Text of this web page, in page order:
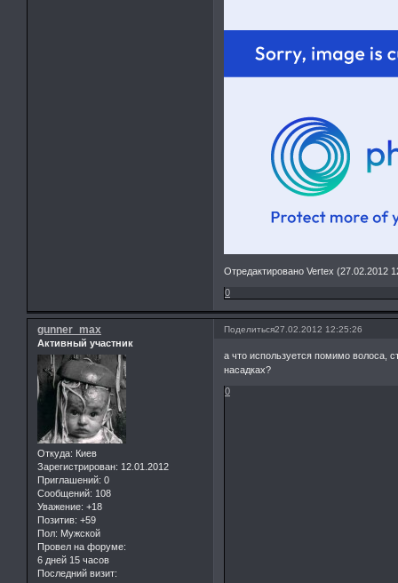
Отредактировано Vertex (27.02.2012
0
Поделиться27.02.2012 12:25:26
gunner_max
Активный участник
Откуда: Киев
Зарегистрирован: 12.01.2012
Приглашений: 0
Сообщений: 108
Уважение: +18
Позитив: +59
Пол: Мужской
Провел на форуме:
6 дней 15 часов
Последний визит:
а что используется помимо волоса,
насадках?
0